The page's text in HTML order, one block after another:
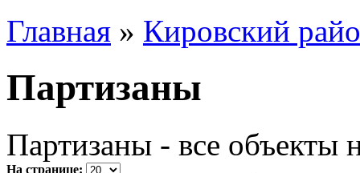
Главная » Кировский
Партизаны
Партизаны - все объекты
На странице: